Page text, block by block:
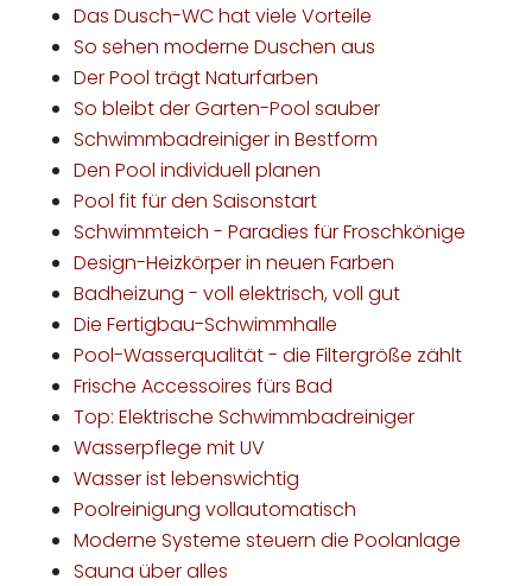
Das Dusch-WC hat viele Vorteile
So sehen moderne Duschen aus
Der Pool trägt Naturfarben
So bleibt der Garten-Pool sauber
Schwimmbadreiniger in Bestform
Den Pool individuell planen
Pool fit für den Saisonstart
Schwimmteich - Paradies für Froschkönige
Design-Heizkörper in neuen Farben
Badheizung - voll elektrisch, voll gut
Die Fertigbau-Schwimmhalle
Pool-Wasserqualität - die Filtergröße zählt
Frische Accessoires fürs Bad
Top: Elektrische Schwimmbadreiniger
Wasserpflege mit UV
Wasser ist lebenswichtig
Poolreinigung vollautomatisch
Moderne Systeme steuern die Poolanlage
Sauna über alles